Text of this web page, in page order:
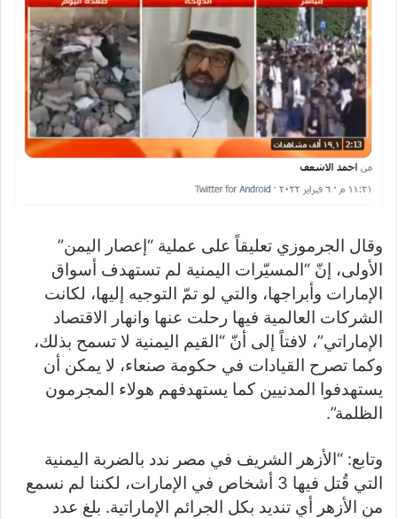
وقال الجرموزي تعليقاً على عملية “إعصار اليمن”
الأولى، إنّ “المسيّرات اليمنية لم تستهدف أسواق
الإمارات وأبراجها، والتي لو تمّ التوجيه إليها، لكانت
الشركات العالمية فيها رحلت عنها وانهار الاقتصاد
الإماراتي”، لافتاً إلى أنّ “القيم اليمنية لا تسمح بذلك،
وكما تصرح القيادات في حكومة صنعاء، لا يمكن أن
يستهدفوا المدنيين كما يستهدفهم هولاء المجرمون
الظلمة”.
وتابع: “الأزهر الشريف في مصر ندد بالضربة اليمنية
التي قُتل فيها 3 أشخاص في الإمارات، لكننا لم نسمع
من الأزهر أي تنديد بكل الجرائم الإماراتية. بلغ عدد